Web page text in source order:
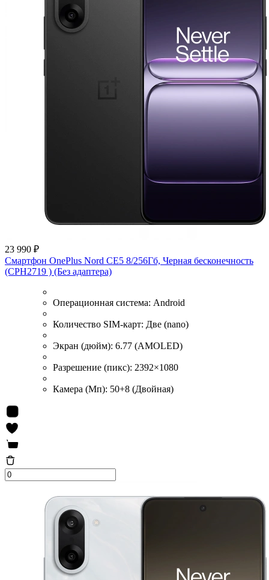
23 990 ₽
Смартфон OnePlus Nord CE5 8/256Гб, Черная бесконечность
(CPH2719 ) (Без адаптера)
Операционная система: Android
Количество SIM-карт: Две (nano)
Экран (дюйм): 6.77 (AMOLED)
Разрешение (пикс): 2392×1080
Камера (Мп): 50+8 (Двойная)